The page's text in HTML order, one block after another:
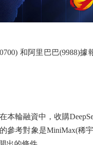
和阿里巴巴(9988)據
融資中，收購
參考對象是MiniMax(稀